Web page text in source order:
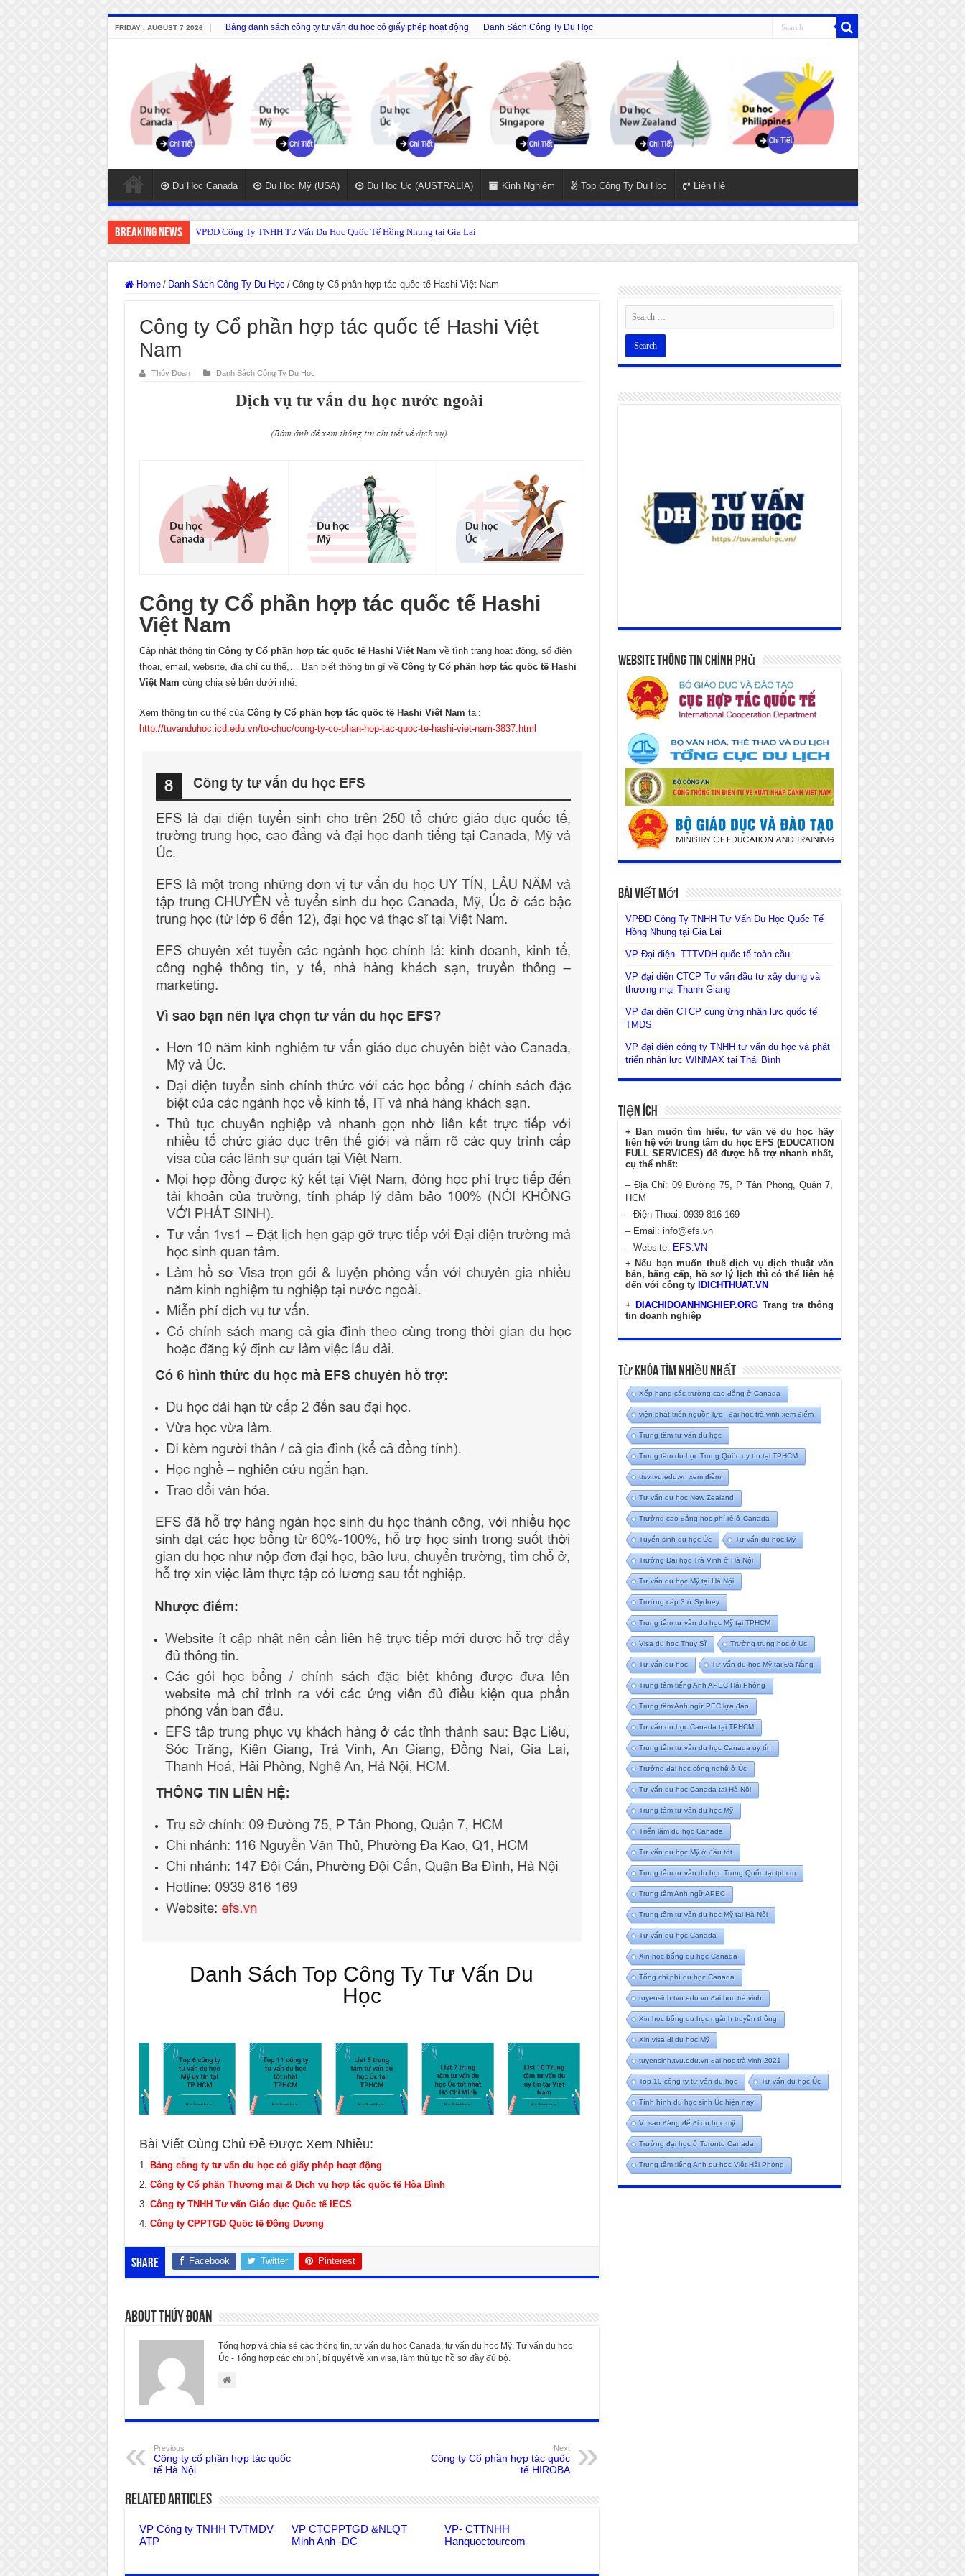
FRIDAY , AUGUST 7 2026 Bảng danh sách công ty tư vấn du học có giấy phép hoạt động Danh Sách Công Ty Du Học
Du Học Canada Du Học Mỹ (USA) Du Học Úc (AUSTRALIA) Kinh Nghiệm Top Công Ty Du Học Liên Hệ
Breaking News VPĐD Công Ty TNHH Tư Vấn Du Học Quốc Tế Hồng Nhung tại Gia Lai
Home / Danh Sách Công Ty Du Học / Công ty Cổ phần hợp tác quốc tế Hashi Việt Nam
Công ty Cổ phần hợp tác quốc tế Hashi Việt
Nam
Thúy Đoan Danh Sách Công Ty Du Học
Công ty Cổ phần hợp tác quốc tế Hashi
Việt Nam
Cập nhật thông tin Công ty Cổ phần hợp tác quốc tế Hashi Việt Nam về tình trạng hoạt động, số điện
thoại, email, website, địa chỉ cụ thể,… Bạn biết thông tin gì về Công ty Cổ phần hợp tác quốc tế Hashi
Việt Nam cùng chia sẻ bên dưới nhé.
Xem thông tin cụ thể của Công ty Cổ phần hợp tác quốc tế Hashi Việt Nam tại:
http://tuvanduhoc.icd.edu.vn/to-chuc/cong-ty-co-phan-hop-tac-quoc-te-hashi-viet-nam-3837.html
Danh Sách Top Công Ty Tư Vấn Du
Học
Bài Viết Cùng Chủ Đề Được Xem Nhiều:
Bảng công ty tư vấn du học có giấy phép hoạt động
Công ty Cổ phần Thương mại & Dịch vụ hợp tác quốc tế Hòa Bình
Công ty TNHH Tư vấn Giáo dục Quốc tế IECS
Công ty CPPTGD Quốc tế Đông Dương
Share Facebook Twitter Pinterest
About Thúy Đoan
Tổng hợp và chia sẻ các thông tin, tư vấn du học Canada, tư vấn du học Mỹ, Tư vấn du học
Úc - Tổng hợp các chi phí, bí quyết về xin visa, làm thủ tục hồ sơ đầy đủ bộ.
Previous
Công ty cổ phần hợp tác quốc
tế Hà Nội
Next
Công ty Cổ phần hợp tác quốc
tế HIROBA
Related Articles
VP Công ty TNHH TVTMDV
ATP
VP CTCPPTGD &NLQT
Minh Anh -DC
VP- CTTNHH
Hanquoctourcom
Website Thông Tin Chính Phủ
Bài Viết Mới
VPĐD Công Ty TNHH Tư Vấn Du Học Quốc Tế
Hồng Nhung tại Gia Lai
VP Đại diện- TTTVDH quốc tế toàn cầu
VP đại diện CTCP Tư vấn đầu tư xây dựng và
thương mại Thanh Giang
VP đại diện CTCP cung ứng nhân lực quốc tế
TMDS
VP đại diện công ty TNHH tư vấn du học và phát
triển nhân lực WINMAX tại Thái Bình
Tiện Ích
+ Bạn muốn tìm hiểu, tư vấn về du học hãy
liên hệ với trung tâm du học EFS (EDUCATION
FULL SERVICES) để được hỗ trợ nhanh nhất,
cụ thể nhất:
– Địa Chỉ: 09 Đường 75, P Tân Phong, Quận 7,
HCM
– Điện Thoại: 0939 816 169
– Email: info@efs.vn
– Website: EFS.VN
+ Nếu bạn muốn thuê dịch vụ dịch thuật văn
bản, bằng cấp, hồ sơ lý lịch thì có thể liên hệ
đến với công ty
IDICHTHUAT.VN
+ DIACHIDOANHNGHIEP.ORGTrang tra thông
tin doanh nghiệp
Từ Khóa Tìm Nhiều Nhất
Xếp hạng các trường cao đẳng ở Canada
viện phát triển nguồn lực - đại học trà vinh xem điểm
Trung tâm tư vấn du học
Trung tâm du học Trung Quốc uy tín tại TPHCM
ttsv.tvu.edu.vn xem điểm
Tư vấn du học New Zealand
Trường cao đẳng học phí rẻ ở Canada
Tuyển sinh du học Úc Tư vấn du học Mỹ
Trường Đại học Trà Vinh ở Hà Nội
Tư vấn du học Mỹ tại Hà Nội
Trường cấp 3 ở Sydney
Trung tâm tư vấn du học Mỹ tại TPHCM
Visa du học Thụy Sĩ Trường trung học ở Úc
Tư vấn du học Tư vấn du học Mỹ tại Đà Nẵng
Trung tâm tiếng Anh APEC Hải Phòng
Trung tâm Anh ngữ PEC lựa đào
Tư vấn du học Canada tại TPHCM
Trung tâm tư vấn du học Canada uy tín
Trường đại học công nghệ ở Úc
Tư vấn du học Canada tại Hà Nội
Trung tâm tư vấn du học Mỹ
Triển lãm du học Canada
Tư vấn du học Mỹ ở đầu tốt
Trung tâm tư vấn du học Trung Quốc tại tphcm
Trung tâm Anh ngữ APEC
Trung tâm tư vấn du học Mỹ tại Hà Nội
Tư vấn du học Canada
Xin học bổng du học Canada
Tổng chi phí du học Canada
tuyensinh.tvu.edu.vn đại học trà vinh
Xin học bổng du học ngành truyền thông
Xin visa đi du học Mỹ
tuyensinh.tvu.edu.vn đại học trà vinh 2021
Top 10 công ty tư vấn du học Tư vấn du học Úc
Tình hình du học sinh Úc hiện nay
Vì sao đáng để đi du học mỹ
Trường đại học ở Toronto Canada
Trung tâm tiếng Anh du học Việt Hải Phòng